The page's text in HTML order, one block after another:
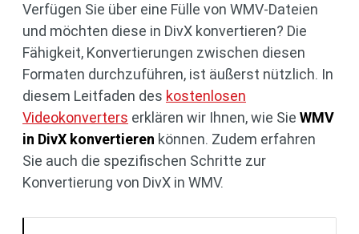
Verfügen Sie über eine Fülle von WMV-Dateien
und möchten diese in DivX konvertieren? Die
Fähigkeit, Konvertierungen zwischen diesen
Formaten durchzuführen, ist äußerst nützlich. In
diesem Leitfaden des kostenlosen
Videokonverters erklären wir Ihnen, wie Sie WMV
in DivX konvertieren können. Zudem erfahren
Sie auch die spezifischen Schritte zur
Konvertierung von DivX in WMV.